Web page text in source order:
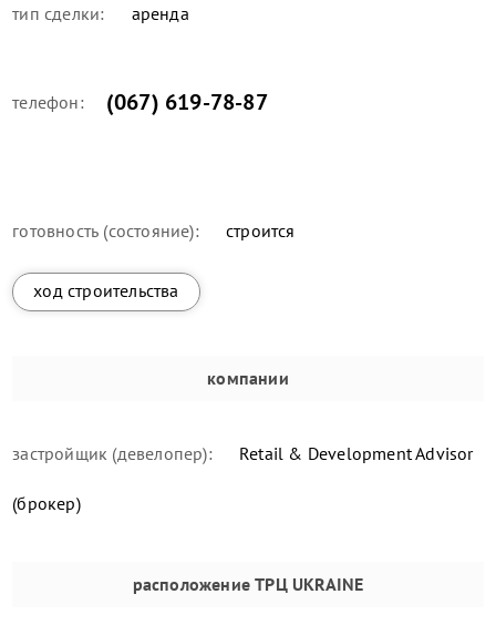
тип сделки: аренда
телефон: (067) 619-78-87
готовность (состояние): строится
ход строительства
компании
застройщик (девелопер): Retail & Development Advisor
(брокер)
расположение ТРЦ UKRAINE